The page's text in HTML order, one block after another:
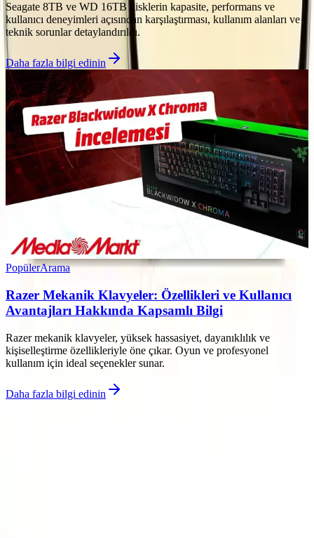
Seagate 8TB ve WD 16TB disklerin kapasite, performans ve
kullanıcı deneyimleri açısından karşılaştırması, kullanım alanları ve
teknik sorunlar detaylandırıldı.
Daha fazla bilgi edinin
PopülerArama
Razer Mekanik Klavyeler: Özellikleri ve Kullanıcı
Avantajları Hakkında Kapsamlı Bilgi
Razer mekanik klavyeler, yüksek hassasiyet, dayanıklılık ve
kişiselleştirme özellikleriyle öne çıkar. Oyun ve profesyonel
kullanım için ideal seçenekler sunar.
Daha fazla bilgi edinin